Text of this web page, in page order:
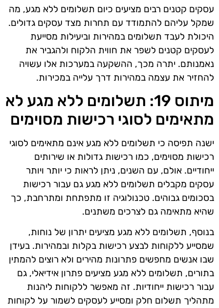
עסקים קטנים רבים מציעים כיום תשלומים ללא מגע, מה
שמקל עליהם להתמודד עם תחרות מצד עסקים גדולים.
היכולת לעבד תשלומים במהירות וביעילות מסייעת
לעסקים קטנים לשפר את חווית הלקוח ולהגביר את
נאמנותם. יתרה מכך, ההשקעה במערכות אלו עשויה
להחזיר את עצמה במהירות דרך עלייה במכירות.
מיתוס 19: תשלומים ללא מגע לא
מתאימים לסוגי רכישות מסוימים
ישנה תפיסה כי תשלומים ללא מגע אינם מתאימים לסוגי
רכישות מסוימים, כמו רכישות גדולות או שירותים
ייחודיים. אולם, עם השנים, ניתן לראות כי יותר ויותר
עסקים מקבלים תשלומים ללא מגע גם עבור רכישות
בסכומים גבוהים. טכנולוגיה זו מתפתחת ומתרחבת, כך
שהיא מתאימה גם לצרכים משתנים.
בנוסף, תשלומים ללא מגע מציעים יתרון של נוחות,
שמסייע ללקוחות לבצע רכישות בקלות ובמהירות. בעידן
שבו אנשים מחפשים פתרונות מהירים ולא רוצים להמתין
בתורים, תשלומים ללא מגע מציעים פתרון אידיאלי, גם
עבור רכישות ייחודיות. זה מאפשר ללקוחות ליהנות
מתהליך תשלום חלק ומסייע לעסקים לשמור על לקוחות